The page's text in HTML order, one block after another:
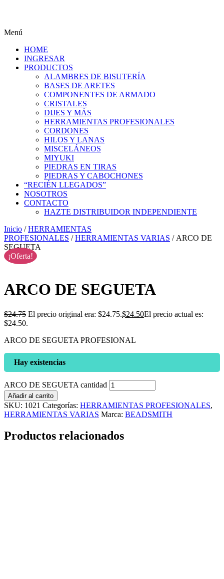
Menú
HOME
INGRESAR
PRODUCTOS
ALAMBRES DE BISUTERÍA
BASES DE ARETES
COMPONENTES DE ARMADO
CRISTALES
DIJES Y MÁS
HERRAMIENTAS PROFESIONALES
CORDONES
HILOS Y LANAS
MISCELÁNEOS
MIYUKI
PIEDRAS EN TIRAS
PIEDRAS Y CABOCHONES
“RECIÉN LLEGADOS”
NOSOTROS
CONTACTO
HAZTE DISTRIBUIDOR INDEPENDIENTE
Inicio /HERRAMIENTAS
PROFESIONALES /HERRAMIENTAS VARIAS / ARCO DE
SEGUETA
¡Oferta!
ARCO DE SEGUETA
$24.75 El precio original era: $24.75.$24.50El precio actual es:
$24.50.
ARCO DE SEGUETA PROFESIONAL
Hay existencias
ARCO DE SEGUETA cantidad
Añadir al carrito
SKU: 1021 Categorías: HERRAMIENTAS PROFESIONALES,
HERRAMIENTAS VARIAS Marca: BEADSMITH
Productos relacionados